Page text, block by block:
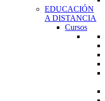
EDUCACIÓN
A DISTANCIA
Cursos